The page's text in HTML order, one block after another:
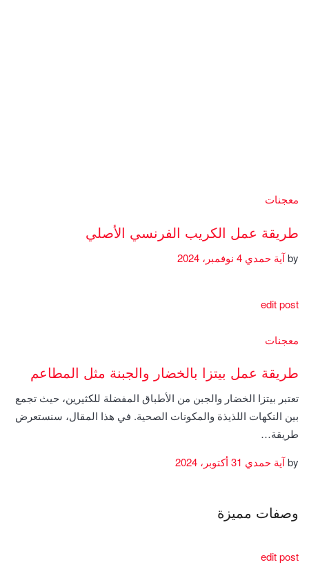
معجنات
طريقة عمل الكريب الفرنسي الأصلي
byآية حمدي
edit post
معجنات
طريقة عمل بيتزا بالخضار والجبنة مثل المطاعم
تعتبر بيتزا الخضار والجبن من الأطباق المفضلة للكثيرين، حيث تجمع
بين النكهات اللذيذة والمكونات الصحية. في هذا المقال، سنستعرض
طريقة…
byآية حمدي
وصفات مميزة
edit post